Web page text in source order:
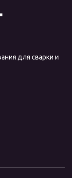
для сварки и